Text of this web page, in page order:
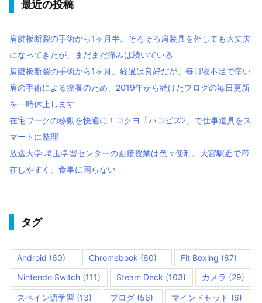
最近の投稿
肩腱板断裂の手術から1ヶ月半。そろそろ肩装具を外しても大丈夫
になってきたが、まだまだ痛みは続いている
肩腱板断裂の手術から1ヶ月。経過は良好だが、毎日寝不足で辛い
肩の手術による療養のため、2019年から続けたブログの毎日更新
を一時休止します
在宅ワークの移動を快適に！コクヨ「ハコビズ2」で仕事道具をス
マートに整理
放送大学 埼玉学習センターの面接授業は色々便利。大宮駅近で滞
在しやすく、食事に困らない
タグ
Android (60) Chromebook (60) Fit Boxing (67)
Nintendo Switch (111) Steam Deck (103) カメラ (29)
スペイン語学習 (13) ブログ (56) マインドセット (6)